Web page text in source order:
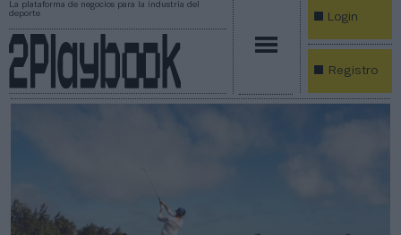
La plataforma de negocios para la industria del
deporte
Login
Registro